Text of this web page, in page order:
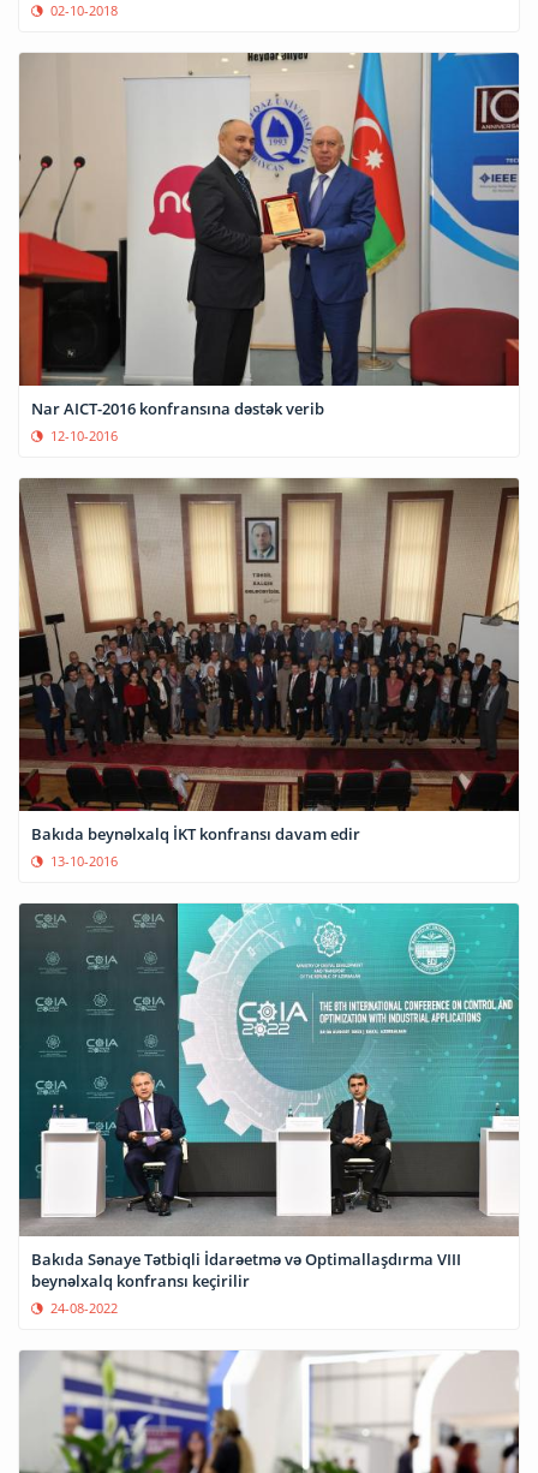
02-10-2018
Nar AICT-2016 konfransına dəstək verib
12-10-2016
Bakıda beynəlxalq İKT konfransı davam edir
13-10-2016
Bakıda Sənaye Tətbiqli İdarəetmə və Optimallaşdırma VIII
beynəlxalq konfransı keçirilir
24-08-2022